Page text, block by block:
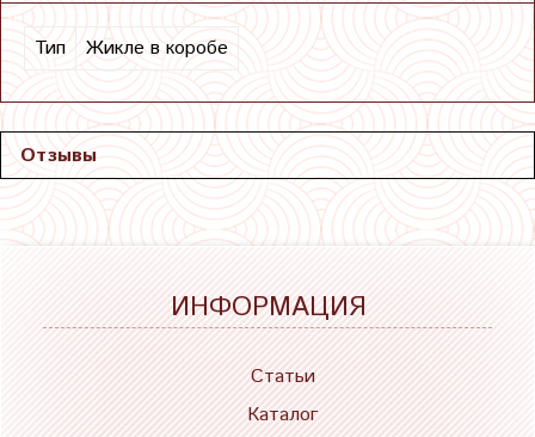
Тип Жикле в коробе
Отзывы
ИНФОРМАЦИЯ
Статьи
Каталог